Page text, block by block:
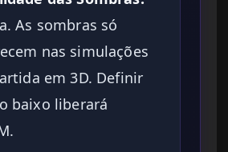
As sombras só
nas simulações
em 3D. Definir
baixo liberará